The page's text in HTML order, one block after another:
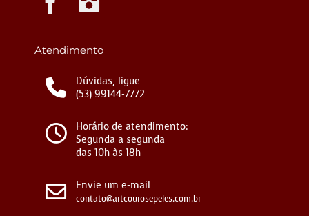
Atendimento
Dúvidas, ligue
(53) 99144-7772
Horário de atendimento:
Segunda a segunda
das 10h às 18h
Envie um e-mail
contato@artcourosepeles.com.br